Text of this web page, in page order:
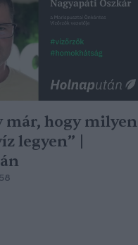
már, hogy milyen
legyen” |